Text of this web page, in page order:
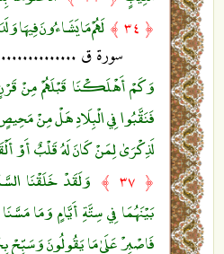
﴿ ٣٤ ﴾ لَهُمْ مَا يَشَاءُونَ فِيهَا
سورة ق ..............
وَكَمْ أَهْلَكْنَا قَبْلَهُمْ مِنْ
فَنَقَّبُوا فِي الْبِلَادِ هَلْ مِنْ
لَذِكْرَىٰ لِمَنْ كَانَ لَهُ قَلْبٌ أَوْ
﴿ ٣٧ ﴾
وَلَقَدْ خَلَقْنَا
بَيْنَهُمَا فِي سِتَّةِ أَيَّامٍ وَمَا
فَاصْبِرْ عَلَىٰ مَا يَقُولُونَ